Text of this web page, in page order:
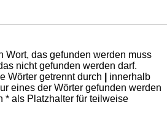
Wort, das gefunden werden muss
nicht gefunden werden darf.
Wörter getrennt durch
innerhalb
eines der Wörter gefunden werden
* als Platzhalter für teilweise